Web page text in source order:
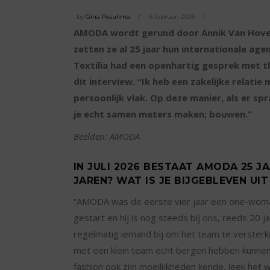
by Gina Pesulima 6 februari 2026
AMODA wordt gerund door Annik Van
zetten ze al 25 jaar hun internationale
Textilia had een openhartig gesprek met
dit interview. “Ik heb een zakelijke relatie
persoonlijk vlak. Op deze manier, als er
je echt samen meters maken; bouwen.”
Beelden: AMODA
IN JULI 2026 BESTAAT AMODA 25
JAREN? WAT IS JE BIJGEBLEVEN
“AMODA was de eerste vier jaar een one-
gestart en hij is nog steeds bij ons, reeds 20
regelmatig iemand bij om het team te
met een klein team echt bergen hebben
fashion ook zijn moeilijkheden kende, leek het